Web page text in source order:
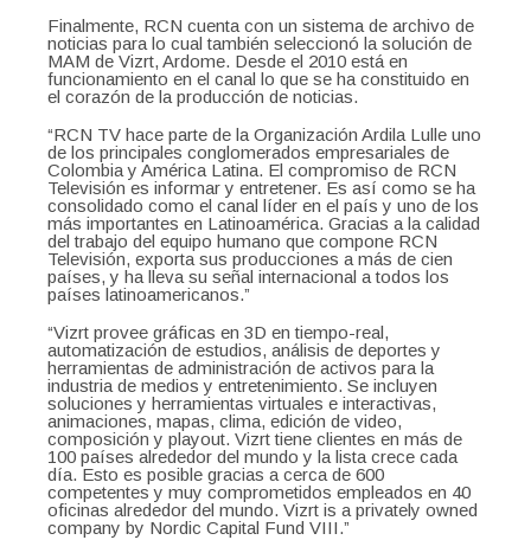
Finalmente, RCN cuenta con un sistema de archivo de
noticias para lo cual también seleccionó la solución de
MAM de Vizrt, Ardome. Desde el 2010 está en
funcionamiento en el canal lo que se ha constituido en
el corazón de la producción de noticias.
“RCN TV hace parte de la Organización Ardila Lulle uno
de los principales conglomerados empresariales de
Colombia y América Latina. El compromiso de RCN
Televisión es informar y entretener. Es así como se ha
consolidado como el canal líder en el país y uno de los
más importantes en Latinoamérica. Gracias a la calidad
del trabajo del equipo humano que compone RCN
Televisión, exporta sus producciones a más de cien
países, y ha lleva su señal internacional a todos los
países latinoamericanos.”
“Vizrt provee gráficas en 3D en tiempo-real,
automatización de estudios, análisis de deportes y
herramientas de administración de activos para la
industria de medios y entretenimiento. Se incluyen
soluciones y herramientas virtuales e interactivas,
animaciones, mapas, clima, edición de video,
composición y playout. Vizrt tiene clientes en más de
100 países alrededor del mundo y la lista crece cada
día. Esto es posible gracias a cerca de 600
competentes y muy comprometidos empleados en 40
oficinas alrededor del mundo. Vizrt is a privately owned
company by Nordic Capital Fund VIII.”